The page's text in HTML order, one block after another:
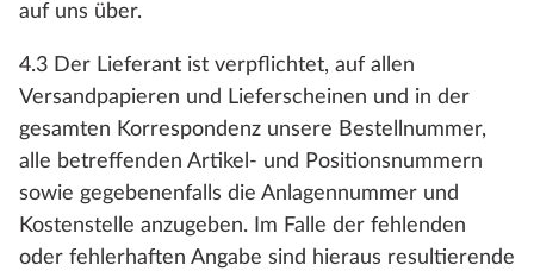
auf uns über.
4.3 Der Lieferant ist verpflichtet, auf allen
Versandpapieren und Lieferscheinen und in der
gesamten Korrespondenz unsere Bestellnummer,
alle betreffenden Artikel- und Positionsnummern
sowie gegebenenfalls die Anlagennummer und
Kostenstelle anzugeben. Im Falle der fehlenden
oder fehlerhaften Angabe sind hieraus resultierende